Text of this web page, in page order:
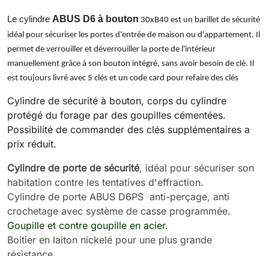
Le cylindre ABUS D6 à bouton 30xB40 est un barillet de sécurité
idéal pour sécuriser les portes d'entrée de maison ou d'appartement. Il
permet de verrouiller et déverrouiller la porte de l'intérieur
manuellement grâce à son bouton intégré, sans avoir besoin de clé. Il
est toujours livré avec 5 clés et un code card pour refaire des clés
Cylindre de sécurité à bouton, corps du cylindre
protégé du forage par des goupilles cémentées.
Possibilité de commander des clés supplémentaires a
prix réduit.
Cylindre de porte de sécurité, idéal pour sécuriser son
habitation contre les tentatives d'effraction.
Cylindre de porte ABUS D6PS anti-perçage, anti
crochetage avec système de casse programmée.
Goupille et contre goupille en acier.
Boitier en laiton nickelé pour une plus grande